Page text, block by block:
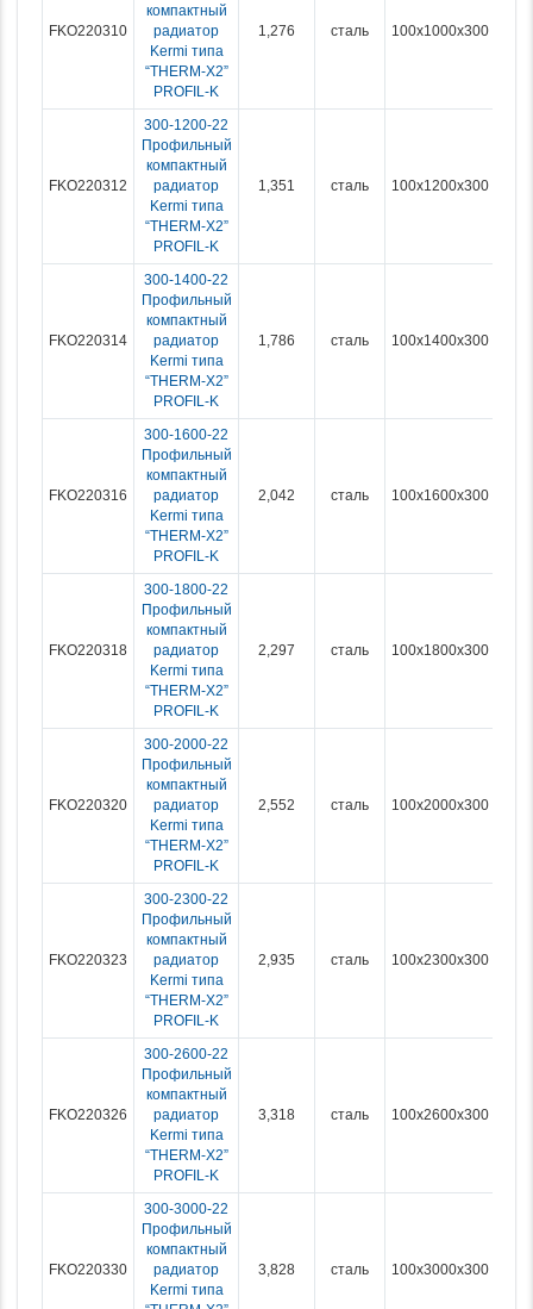
FKO220310
компактный
радиатор
Kermi типа
“THERM-X2”
PROFIL-K
1,276 сталь 100x1000x300
FKO220312
300-1200-22
Профильный
компактный
радиатор
Kermi типа
“THERM-X2”
PROFIL-K
1,351 сталь 100x1200x300
FKO220314
300-1400-22
Профильный
компактный
радиатор
Kermi типа
“THERM-X2”
PROFIL-K
1,786 сталь 100x1400x300
FKO220316
300-1600-22
Профильный
компактный
радиатор
Kermi типа
“THERM-X2”
PROFIL-K
2,042 сталь 100x1600x300
FKO220318
300-1800-22
Профильный
компактный
радиатор
Kermi типа
“THERM-X2”
PROFIL-K
2,297 сталь 100x1800x300
FKO220320
300-2000-22
Профильный
компактный
радиатор
Kermi типа
“THERM-X2”
PROFIL-K
2,552 сталь 100x2000x300
FKO220323
300-2300-22
Профильный
компактный
радиатор
Kermi типа
“THERM-X2”
PROFIL-K
2,935 сталь 100x2300x300
FKO220326
300-2600-22
Профильный
компактный
радиатор
Kermi типа
“THERM-X2”
PROFIL-K
3,318 сталь 100x2600x300
FKO220330
300-3000-22
Профильный
компактный
радиатор
Kermi типа
3,828 сталь 100x3000x300